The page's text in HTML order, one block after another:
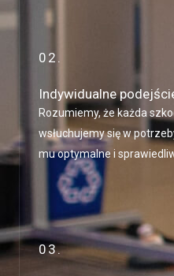
02.
Indywidualne
Rozumiemy, że każda
wsłuchujemy się w
mu optymalne i
03.